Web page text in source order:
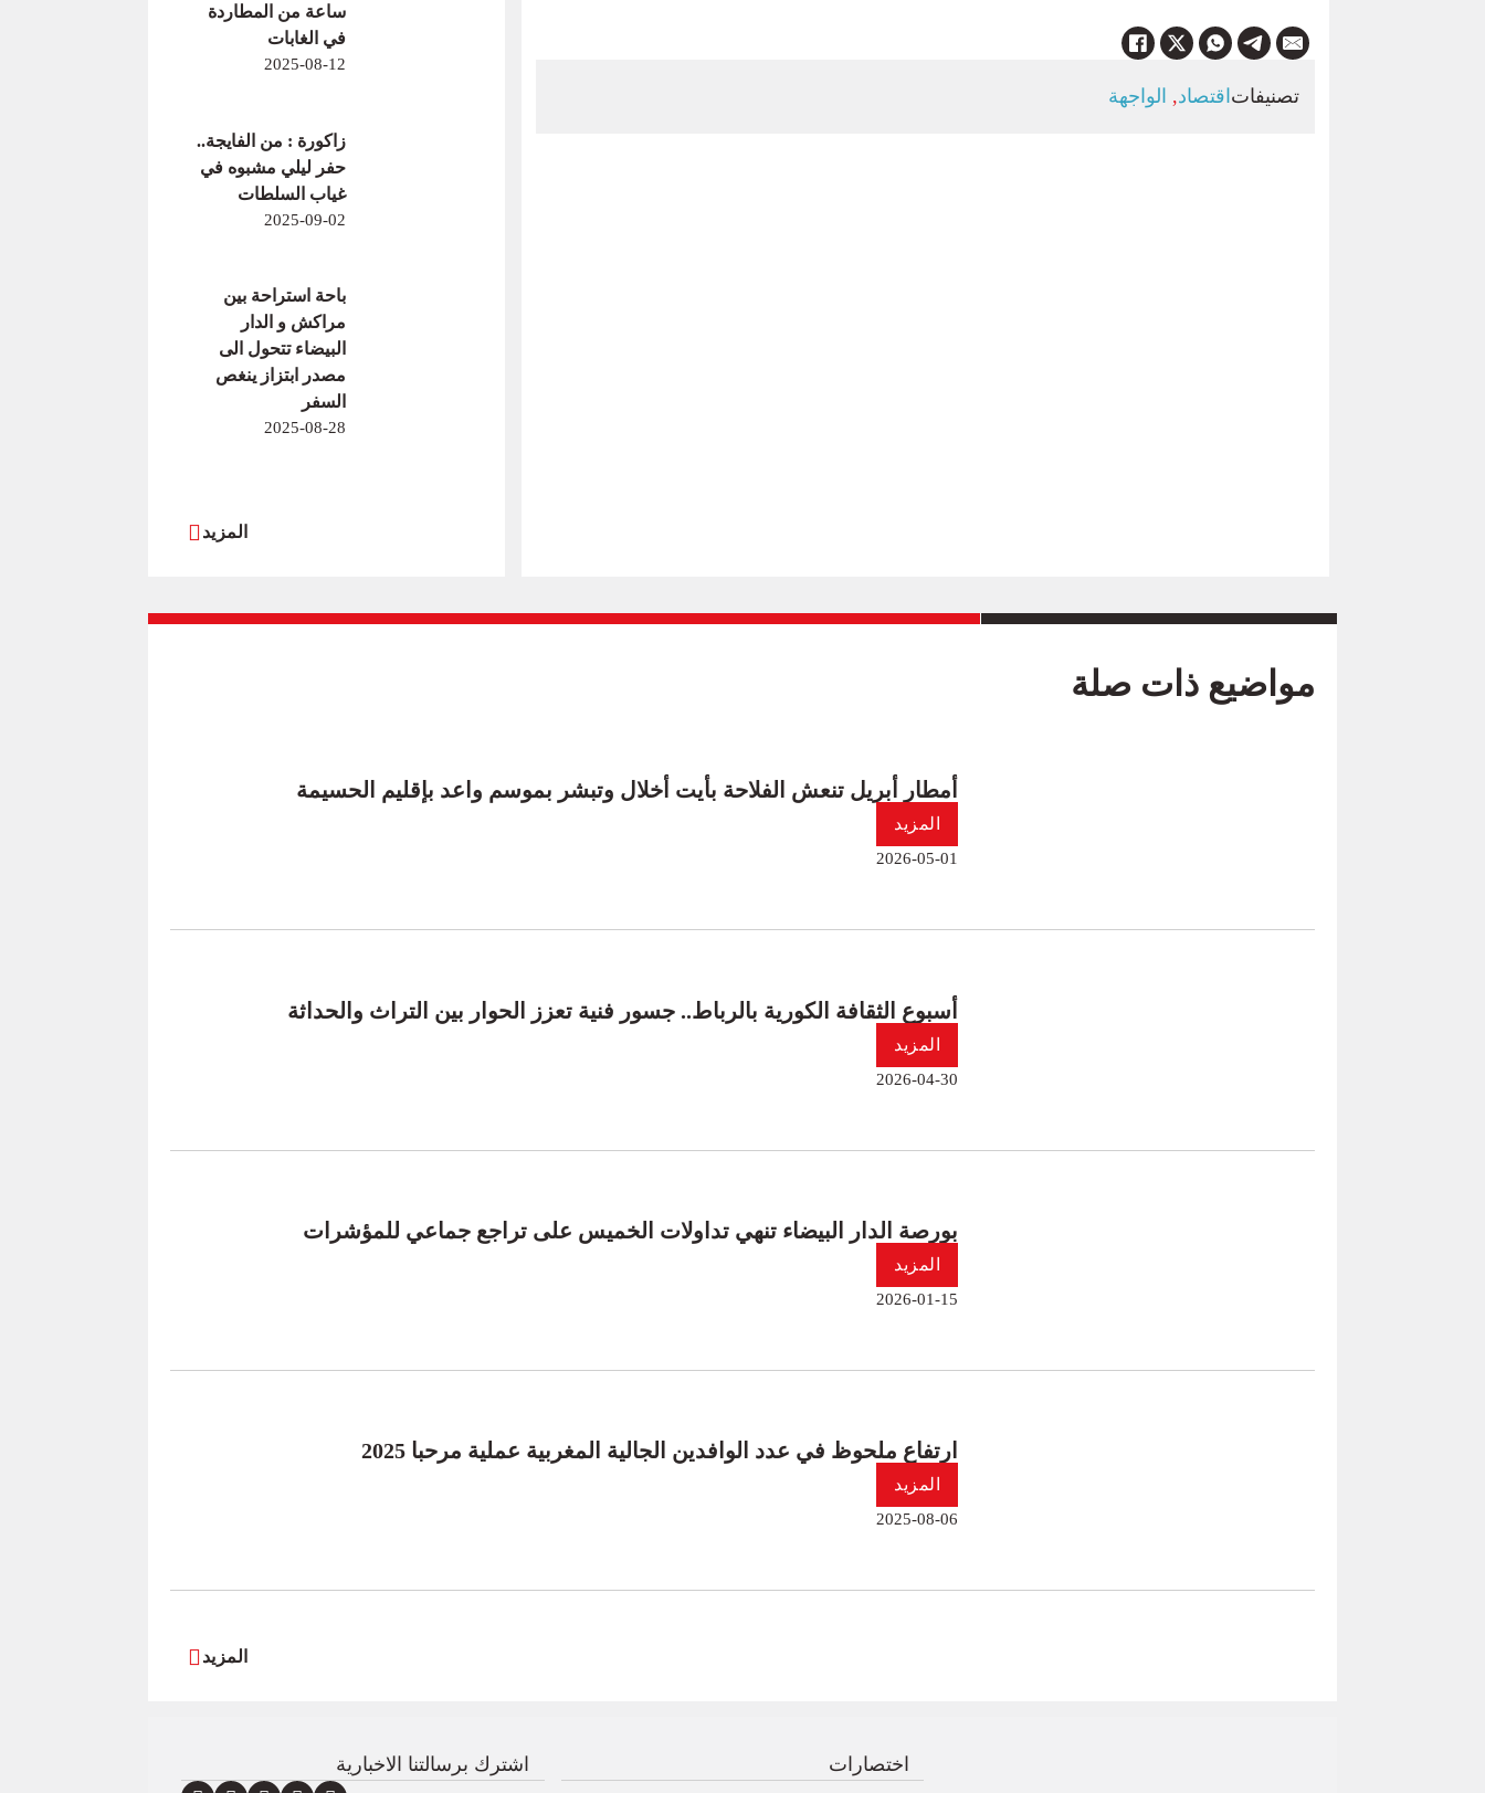
ساعة من المطاردة
في الغابات
2025-08-12
زاكورة : من الفايجة..
حفر ليلي مشبوه في
غياب السلطات
2025-09-02
باحة استراحة بين
مراكش و الدار
البيضاء تتحول الى
مصدر ابتزاز ينغص
السفر
2025-08-28
المزيد
اقتصاد, الواجهة تصنيفات
مواضيع ذات صلة
أمطار أبريل تنعش الفلاحة بأيت أخلال وتبشر بموسم واعد بإقليم الحسيمة
المزيد
2026-05-01
أسبوع الثقافة الكورية بالرباط.. جسور فنية تعزز الحوار بين التراث والحداثة
المزيد
2026-04-30
بورصة الدار البيضاء تنهي تداولات الخميس على تراجع جماعي للمؤشرات
المزيد
2026-01-15
ارتفاع ملحوظ في عدد الوافدين الجالية المغربية عملية مرحبا 2025
المزيد
2025-08-06
المزيد
اشترك برسالتنا الاخبارية اختصارات